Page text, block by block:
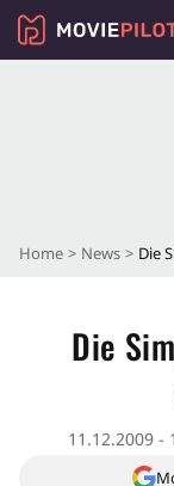
Home News
Die
11.12.2009 -